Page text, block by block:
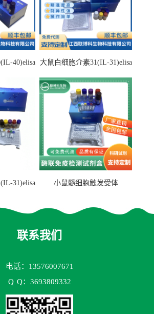
40)elisa
大鼠白细胞介素31(IL-31)elisa
31)elisa
小鼠髓细胞触发受体
联系我们
电话：13576007671
Q Q：3693809332